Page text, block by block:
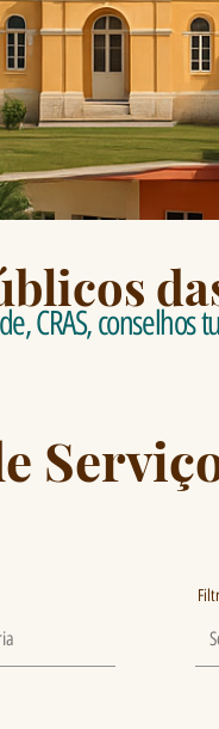
CRAS, conselhos